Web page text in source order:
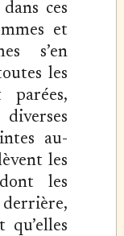
ces
et
s’en
les
au-
les
les
qu’elles